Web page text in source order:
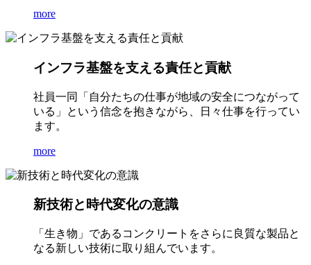
more
インフラ基盤を支える責任と貢献
社員一同「自分たちの仕事が地域の安全につながって
いる」という信念を抱きながら、日々仕事を行ってい
ます。
more
新技術と時代変化の意識
「生き物」であるコンクリートをさらに良質な製品と
なる新しい技術に取り組んでいます。